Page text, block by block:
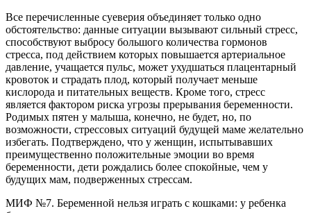
Все перечисленные суеверия объединяет только одно
обстоятельство: данные ситуации вызывают сильный стресс,
способствуют выбросу большого количества гормонов
стресса, под действием которых повышается артериальное
давление, учащается пульс, может ухудшаться плацентарный
кровоток и страдать плод, который получает меньше
кислорода и питательных веществ. Кроме того, стресс
является фактором риска угрозы прерывания беременности.
Родимых пятен у малыша, конечно, не будет, но, по
возможности, стрессовых ситуаций будущей маме желательно
избегать. Подтверждено, что у женщин, испытывавших
преимущественно положительные эмоции во время
беременности, дети рождались более спокойные, чем у
будущих мам, подверженных стрессам.
МИФ №7. Беременной нельзя играть с кошками: у ребенка